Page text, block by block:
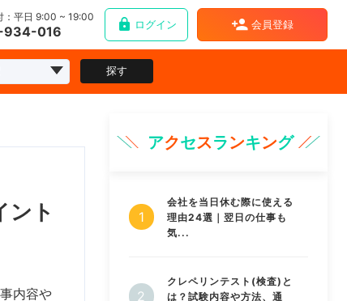
：平日 9:00 ~ 19:00
934-016 ログイン 会員登録
探す
ント
内容や
アクセスランキング
会社を当日休む際に使える
理由24選｜翌日の仕事も
気...
クレペリンテスト(検査)と
は？試験内容や方法、通